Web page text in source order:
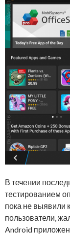
В течении
тестированием
пока не выявили
пользователи,
Android